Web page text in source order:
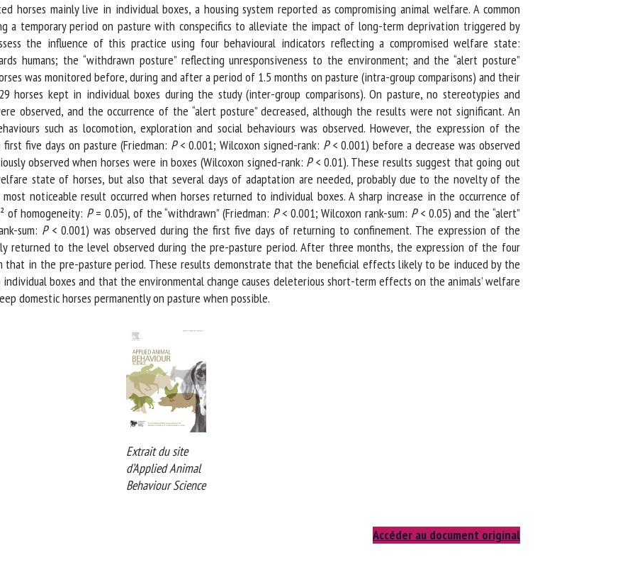
horses mainly live in individual boxes, a housing system reported as compromising animal welfare. A common
a temporary period on pasture with conspecifics to alleviate the impact of long-term deprivation triggered by
the influence of this practice using four behavioural indicators reflecting a compromised welfare state:
humans; the “withdrawn posture” reflecting unresponsiveness to the environment; and the “alert posture”
was monitored before, during and after a period of 1.5 months on pasture (intra-group comparisons) and their
horses kept in individual boxes during the study (inter-group comparisons). On pasture, no stereotypies and
observed, and the occurrence of the “alert posture” decreased, although the results were not significant. An
such as locomotion, exploration and social behaviours was observed. However, the expression of the
five days on pasture (Friedman:P < 0.001; Wilcoxon signed-rank:P < 0.001) before a decrease was observed
observed when horses were in boxes (Wilcoxon signed-rank:P < 0.01). These results suggest that going out
state of horses, but also that several days of adaptation are needed, probably due to the novelty of the
noticeable result occurred when horses returned to individual boxes. A sharp increase in the occurrence of
of homogeneity:P = 0.05), of the “withdrawn” (Friedman:P < 0.001; Wilcoxon rank-sum:P < 0.05) and the “alert”
sum:P < 0.001) was observed during the first five days of returning to confinement. The expression of the
returned to the level observed during the pre-pasture period. After three months, the expression of the four
in the pre-pasture period. These results demonstrate that the beneficial effects likely to be induced by the
boxes and that the environmental change causes deleterious short-term effects on the animals’ welfare
domestic horses permanently on pasture when possible.
Extrait du site
d’Applied Animal
Behaviour Science
Accéder au document original